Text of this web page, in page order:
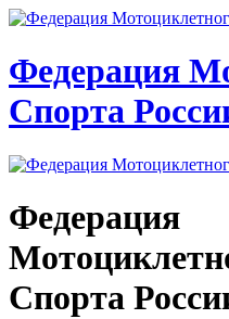
Федерация
Спорта
Федерация
Спорта